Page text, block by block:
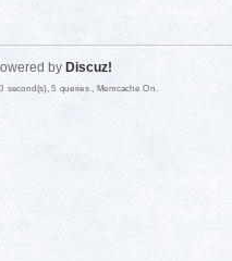
by Discuz!
second(s), 5 queries , Memcache On.